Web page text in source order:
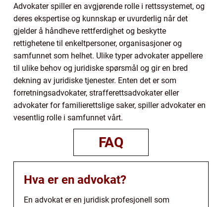
Advokater spiller en avgjørende rolle i rettssystemet, og
deres ekspertise og kunnskap er uvurderlig når det
gjelder å håndheve rettferdighet og beskytte
rettighetene til enkeltpersoner, organisasjoner og
samfunnet som helhet. Ulike typer advokater appellere
til ulike behov og juridiske spørsmål og gir en bred
dekning av juridiske tjenester. Enten det er som
forretningsadvokater, strafferettsadvokater eller
advokater for familierettslige saker, spiller advokater en
vesentlig rolle i samfunnet vårt.
FAQ
Hva er en advokat?
En advokat er en juridisk profesjonell som